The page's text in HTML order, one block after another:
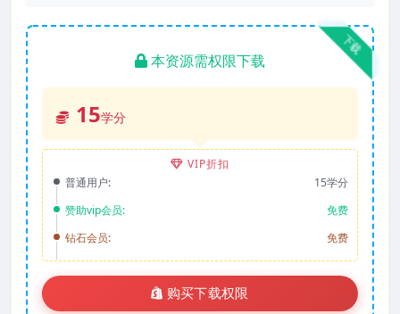
下载
本资源需权限下载
15学分
VIP折扣
普通用户:
15学分
赞助vip会员:
免费
钻石会员:
免费
购买下载权限